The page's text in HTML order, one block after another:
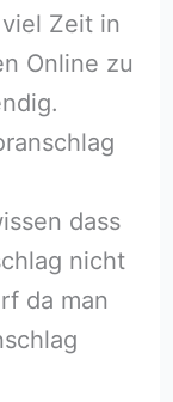
Zeit in
Online zu
dass
nicht
da man